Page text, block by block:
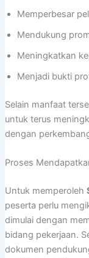
Memperbesar
Mendukung
Meningkatkan
Menjadi bukti
Selain manfaat
untuk terus
dengan
Proses
Untuk memperoleh
peserta perlu
dimulai dengan
bidang pekerjaan.
dokumen